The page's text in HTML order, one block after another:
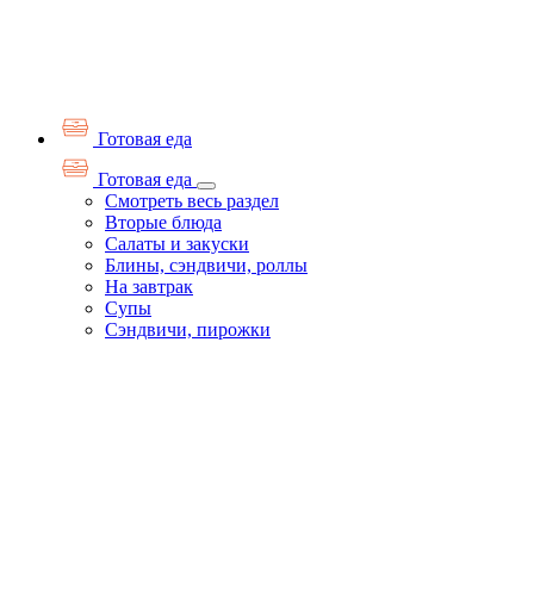
Готовая еда
Готовая еда
Смотреть весь раздел
Вторые блюда
Салаты и закуски
Блины, сэндвичи, роллы
На завтрак
Супы
Сэндвичи, пирожки